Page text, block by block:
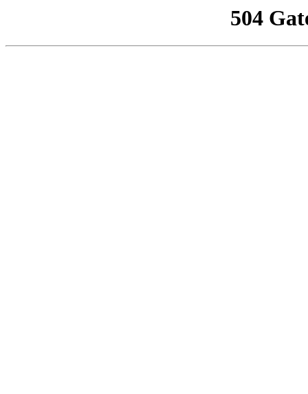
504